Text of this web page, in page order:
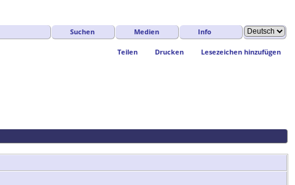
Suchen Medien Info
Teilen Drucken Lesezeichen hinzufügen